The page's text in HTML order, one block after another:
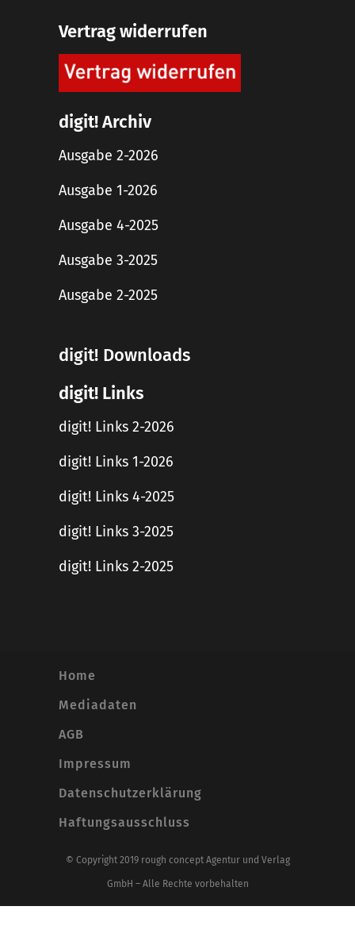
Vertrag widerrufen
digit! Archiv
Ausgabe 2-2026
Ausgabe 1-2026
Ausgabe 4-2025
Ausgabe 3-2025
Ausgabe 2-2025
digit! Downloads
digit! Links
digit! Links 2-2026
digit! Links 1-2026
digit! Links 4-2025
digit! Links 3-2025
digit! Links 2-2025
Home
Mediadaten
AGB
Impressum
Datenschutzerklärung
Haftungsausschluss
© Copyright 2019 rough concept Agentur und Verlag
GmbH – Alle Rechte vorbehalten